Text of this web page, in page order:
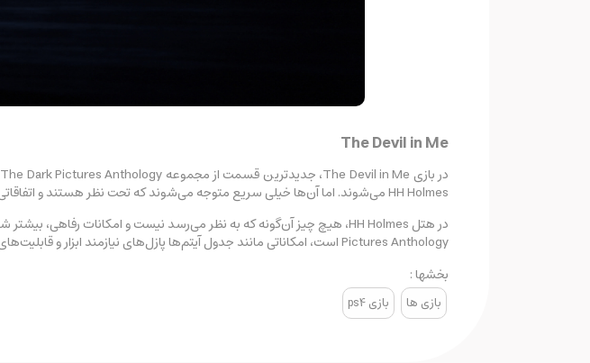
The Devil in Me
HH Holmes می‌شوند. اما آن‌ها خیلی سریع متوجه می‌شوند که تحت نظر هستند و اتفاقاتی که برای آن‌ها میفتند
Pictures Anthology است، امکاناتی مانند جدول آیتم‌ها پازل‌های نیازمند ابزار و قابلیت‌های حرکتی مانند دویدن، پریدن و بالا رفتن خواهید بود تا بتوانید تمام گوشه و کنار هتل را بگردید.
بخشها :
بازی ها بازی ps4